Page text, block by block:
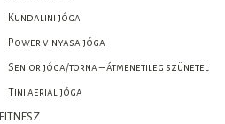
Kundalini jóga
Power vinyasa jóga
Senior jóga/torna – átmenetileg szünetel
Tini aerial jóga
FITNESZ